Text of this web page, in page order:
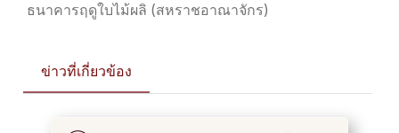
ธนาคารฤดูใบไม้ผลิ (สหราชอาณาจักร)
ข่าวที่เกี่ยวข้อง